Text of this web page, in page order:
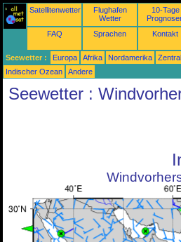
Satellitenwetter
Flughafen
Wetter
10-Tage
FAQ Sprachen Kontakt
Seewetter : Europa Afrika Nordamerika
Indischer Ozean
Andere
Seewetter :